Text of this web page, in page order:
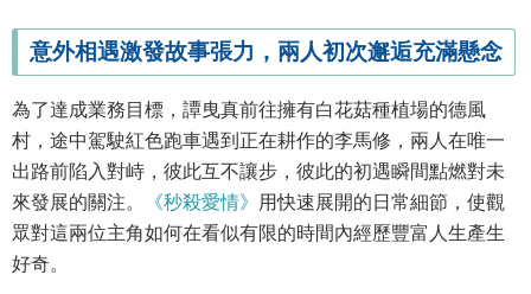
意外相遇激發故事張力，兩人初次邂逅充滿懸念
為了達成業務目標，譚曳真前往擁有白花菇種植場的德風
村，途中駕駛紅色跑車遇到正在耕作的李馬修，兩人在唯一
出路前陷入對峙，彼此互不讓步，彼此的初遇瞬間點燃對未
來發展的關注。
《秒殺愛情》
用快速展開的日常細節，使觀
眾對這兩位主角如何在看似有限的時間內經歷豐富人生產生
好奇。